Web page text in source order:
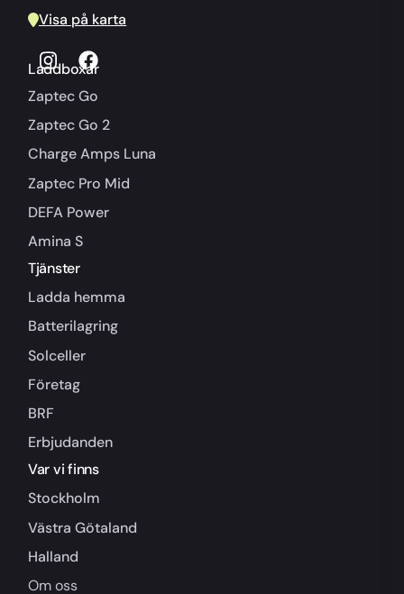
Visa på karta
Laddboxar
Zaptec Go
Zaptec Go 2
Charge Amps Luna
Zaptec Pro Mid
DEFA Power
Amina S
Tjänster
Ladda hemma
Batterilagring
Solceller
Företag
BRF
Erbjudanden
Var vi finns
Stockholm
Västra Götaland
Halland
Om oss